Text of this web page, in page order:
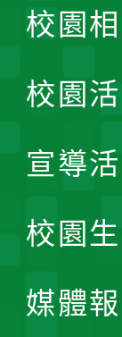
校園
校園
宣導
校園
媒體